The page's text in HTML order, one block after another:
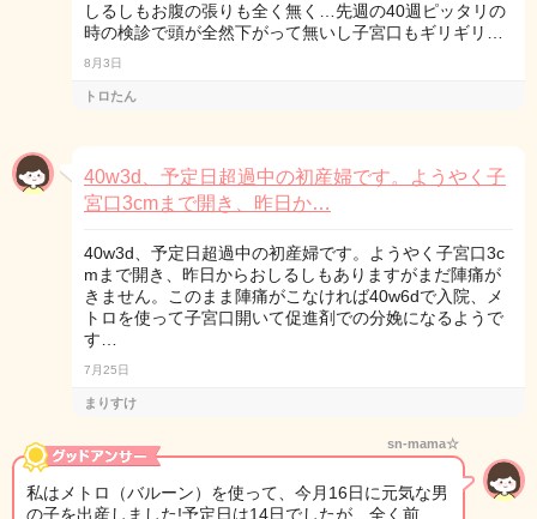
しるしもお腹の張りも全く無く…先週の40週ピッタリの
時の検診で頭が全然下がって無いし子宮口もギリギリ…
8月3日
トロたん
40w3d、予定日超過中の初産婦です。ようやく子
宮口3cmまで開き、昨日か…
40w3d、予定日超過中の初産婦です。ようやく子宮口3c
mまで開き、昨日からおしるしもありますがまだ陣痛が
きません。このまま陣痛がこなければ40w6dで入院、メ
トロを使って子宮口開いて促進剤での分娩になるようで
す…
7月25日
まりすけ
sn-mama☆
私はメトロ（バルーン）を使って、今月16日に元気な男
の子を出産しました!予定日は14日でしたが、全く前